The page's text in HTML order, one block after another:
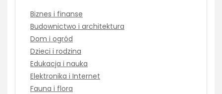
Biznes i finanse
Budownictwo i architektura
Dom i ogród
Dzieci i rodzina
Edukacja i nauka
Elektronika i Internet
Fauna i flora